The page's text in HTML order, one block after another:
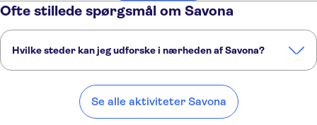
Ofte stillede spørgsmål om Savona
Hvilke steder kan jeg udforske i nærheden af Savona?
Portofino
Se alle aktiviteter Savona